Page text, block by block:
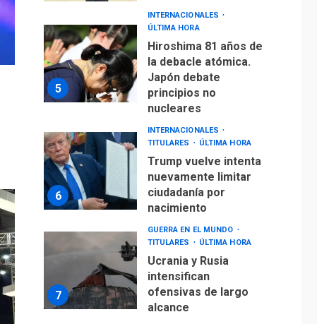
5
INTERNACIONALES
ÚLTIMA HORA
Hiroshima 81 años de
la debacle atómica.
Japón debate
principios no
nucleares
6
INTERNACIONALES
TITULARES
ÚLTIMA HORA
Trump vuelve intenta
nuevamente limitar
ciudadanía por
nacimiento
7
GUERRA EN EL MUNDO
TITULARES
ÚLTIMA HORA
Ucrania y Rusia
intensifican
ofensivas de largo
alcance